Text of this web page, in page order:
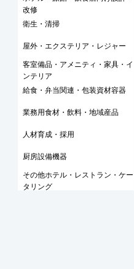
改修
衛生・清掃
屋外・エクステリア・レジャー
客室備品・アメニティ・家具・イ
ンテリア
給食・弁当関連・包装資材容器
業務用食材・飲料・地域産品
人材育成・採用
厨房設備機器
その他ホテル・レストラン・ケー
タリング